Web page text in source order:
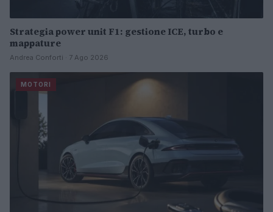
Strategia power unit F1: gestione ICE, turbo e
mappature
Andrea Conforti · 7 Ago 2026
MOTORI